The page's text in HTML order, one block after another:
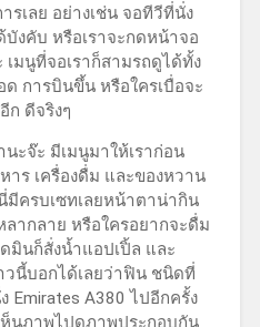
เลย อย่างเช่น จอทีวีที่นั่ง
บังคับ หรือเราจะกดหน้าจอ
เมนูที่จอเราก็สามรถดูได้ทั้ง
การบินขึ้น หรือใครเบื่อจะ
ก ดีจริงๆ
ะจ๊ะ มีเมนูมาให้เราก่อน
าร เครื่องดื่ม และของหวาน
ครบเซทเลยหน้าตาน่ากิน
ลากลาย หรือใครอยากจะดื่ม
มินก็สั่งน้ำแอปเปิ้ล และ
วนี้บอกได้เลยว่าฟิน ชนิดที่
Emirates A380 ไปอีกครั้ง
ห็นภาพไปดูภาพประกอบกัน